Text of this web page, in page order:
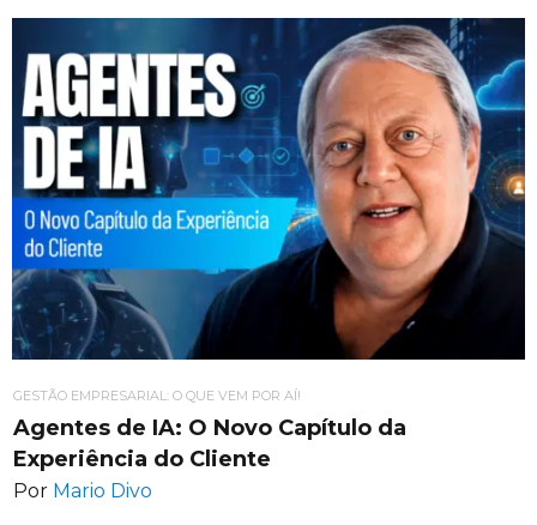
GESTÃO EMPRESARIAL: O QUE VEM POR AÍ!
Agentes de IA: O Novo Capítulo da
Experiência do Cliente
Por Mario Divo